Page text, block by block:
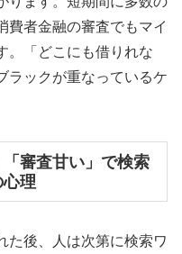
費者金融の審査でもマイ
。「どこにも借りれな
ラックが重なっているケ
「審査甘い」で検索
理
た後、人は次第に検索ワ